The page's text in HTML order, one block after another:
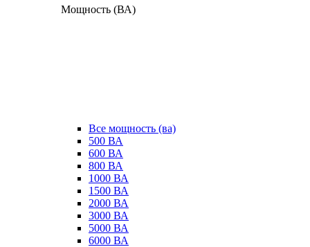
Мощность (ВА)
Все мощность (ва)
500 ВА
600 ВА
800 ВА
1000 ВА
1500 ВА
2000 ВА
3000 ВА
5000 ВА
6000 ВА